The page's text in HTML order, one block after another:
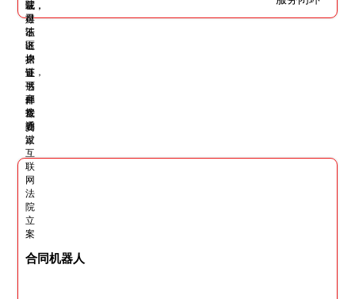
合同机器人